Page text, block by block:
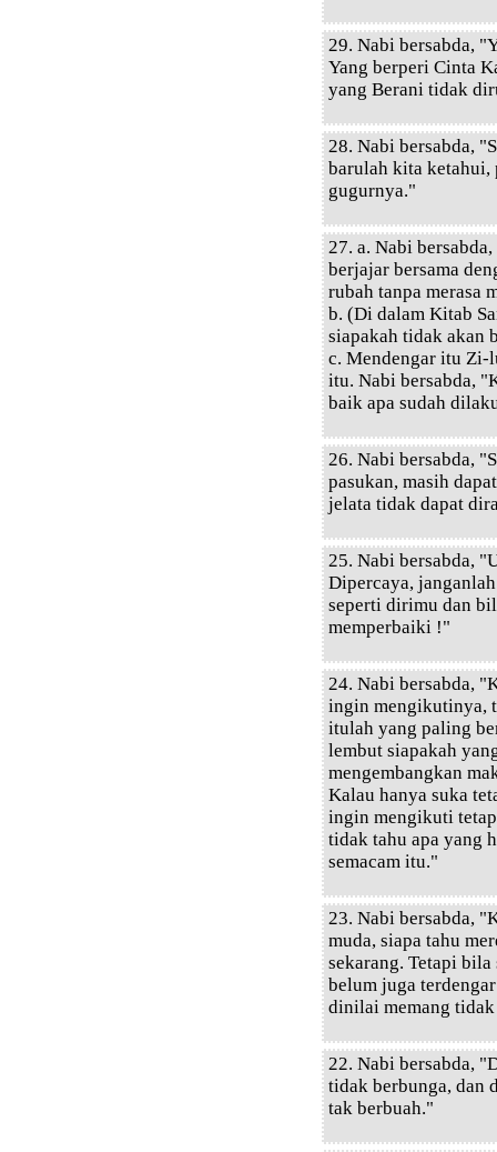
29. Nabi bersabda,
Yang berperi Cinta
yang Berani tidak
28. Nabi bersabda,
barulah kita ketahui,
gugurnya."
27. a. Nabi
berjajar bersama
rubah tanpa merasa
b. (Di dalam Kitab
siapakah tidak akan
c. Mendengar itu Zi-
itu. Nabi bersabda,
baik apa sudah
26. Nabi bersabda,
pasukan, masih
jelata tidak dapat
25. Nabi bersabda,
Dipercaya,
seperti dirimu dan
memperbaiki !"
24. Nabi bersabda,
ingin mengikutinya,
itulah yang paling
lembut siapakah
mengembangkan
Kalau hanya suka
ingin mengikuti
tidak tahu apa yang
semacam itu."
23. Nabi bersabda,
muda, siapa tahu
sekarang. Tetapi
belum juga
dinilai memang
22. Nabi bersabda,
tidak berbunga, dan
tak berbuah."